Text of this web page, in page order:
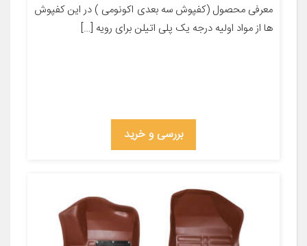
معرفی محصول (کفپوش سه بعدی اکونومی ) در این کفپوش
ها از مواد اولیه درجه یک پلی اتیلن برای رویه […]
بررسی و خرید